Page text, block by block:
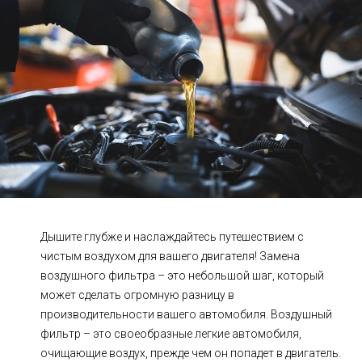
Сцепление
ГРМ Шиномонтаж
Запчасти Двигатель
Тормозная система Замена Ремней
Дышите глубже и наслаждайтесь путешествием с
чистым воздухом для вашего двигателя! Замена
воздушного фильтра – это небольшой шаг, который
может сделать огромную разницу в
производительности вашего автомобиля. Воздушный
фильтр – это своеобразные легкие автомобиля,
очищающие воздух, прежде чем он попадет в двигатель.